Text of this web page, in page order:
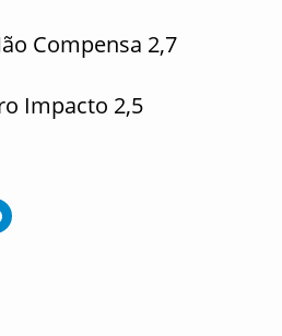
Compensa 2,7
Impacto 2,5